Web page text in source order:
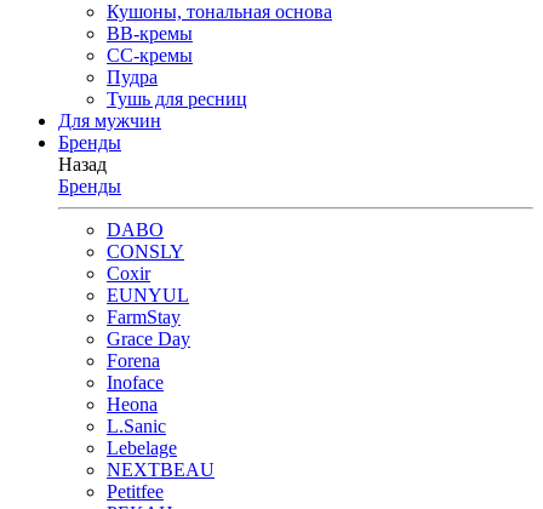
Кушоны, тональная основа
BB-кремы
CC-кремы
Пудра
Тушь для ресниц
Для мужчин
Бренды
Назад
Бренды
DABO
CONSLY
Coxir
EUNYUL
FarmStay
Grace Day
Forena
Inoface
Heona
L.Sanic
Lebelage
NEXTBEAU
Petitfee